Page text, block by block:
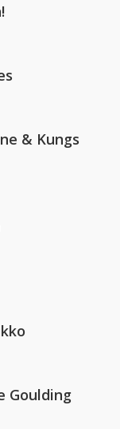
& Kungs
Goulding